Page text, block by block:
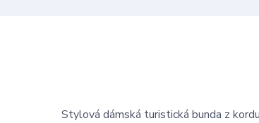
Stylová dámská turistická bunda z